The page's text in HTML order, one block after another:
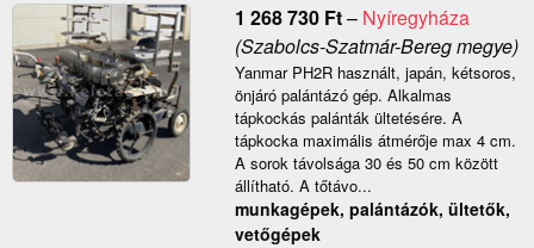
1 268 730 Ft– Nyíregyháza
(Szabolcs-Szatmár-Bereg megye)
Yanmar PH2R használt, japán, kétsoros,
önjáró palántázó gép. Alkalmas
tápkockás palánták ültetésére. A
tápkocka maximális átmérője max 4 cm.
A sorok távolsága 30 és 50 cm között
állítható. A tőtávo...
munkagépek, palántázók, ültetők,
vetőgépek